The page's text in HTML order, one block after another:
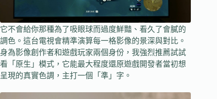
它不會給你那種為了吸眼球而過度鮮豔、看久了會膩的
調色。這台電視會精準演算每一格影像的景深與對比。
身為影像創作者和遊戲玩家兩個身份，我強烈推薦試試
看「原生」模式，它能最大程度還原遊戲開發者當初想
呈現的真實色調，主打一個「準」字。